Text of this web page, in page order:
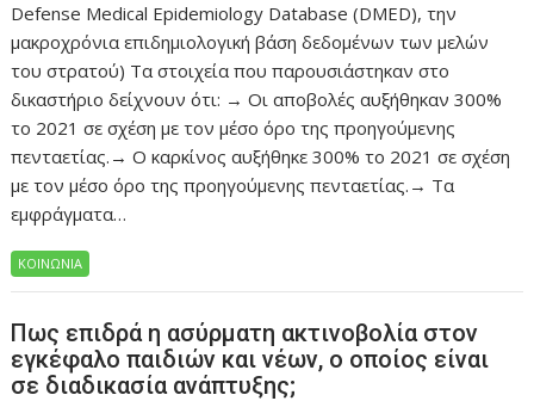
Defense Medical Epidemiology Database (DMED), την
μακροχρόνια επιδημιολογική βάση δεδομένων των μελών
του στρατού) Τα στοιχεία που παρουσιάστηκαν στο
δικαστήριο δείχνουν ότι: → Οι αποβολές αυξήθηκαν 300%
το 2021 σε σχέση με τον μέσο όρο της προηγούμενης
πενταετίας.→ Ο καρκίνος αυξήθηκε 300% το 2021 σε σχέση
με τον μέσο όρο της προηγούμενης πενταετίας.→ Τα
εμφράγματα…
ΚΟΙΝΩΝΙΑ
Πως επιδρά η ασύρματη ακτινοβολία στον
εγκέφαλο παιδιών και νέων, ο οποίος είναι
σε διαδικασία ανάπτυξης;